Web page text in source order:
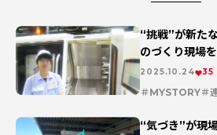
“挑戦”が新た
のづくり現場
2025.10.24 35
MYSTORY
“気づき”が現